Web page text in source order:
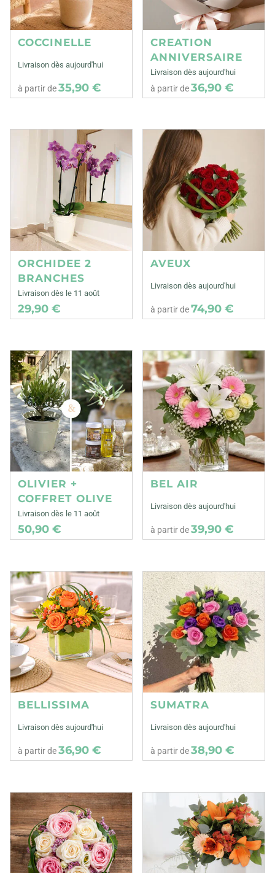
COCCINELLE
Livraison dès aujourd'hui
à partir de35,90 €
CREATION
ANNIVERSAIRE
Livraison dès aujourd'hui
à partir de36,90 €
ORCHIDEE 2
BRANCHES
Livraison dès le 11 août
29,90 €
AVEUX
Livraison dès aujourd'hui
à partir de74,90 €
OLIVIER +
COFFRET OLIVE
Livraison dès le 11 août
50,90 €
BEL AIR
Livraison dès aujourd'hui
à partir de39,90 €
BELLISSIMA
Livraison dès aujourd'hui
à partir de36,90 €
SUMATRA
Livraison dès aujourd'hui
à partir de38,90 €